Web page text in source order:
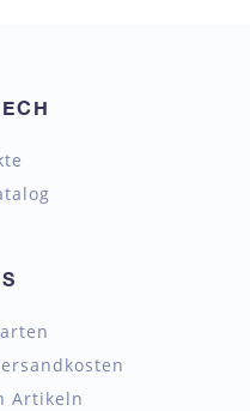
Artikeln